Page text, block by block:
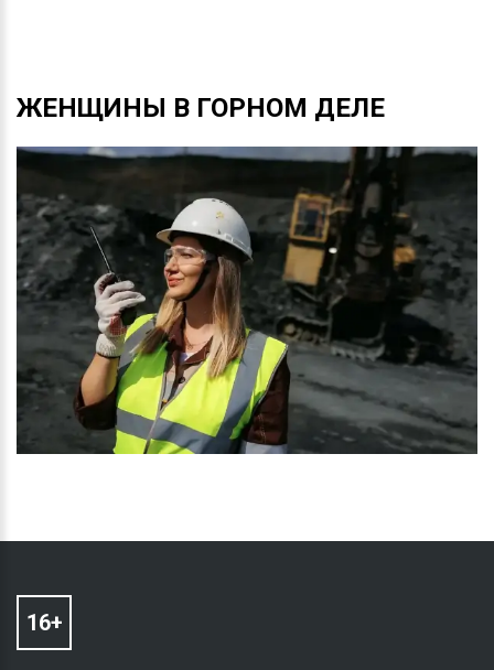
ЖЕНЩИНЫ В ГОРНОМ ДЕЛЕ